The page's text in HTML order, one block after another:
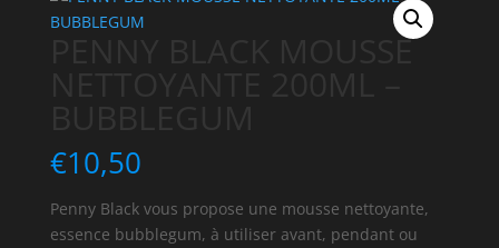
PENNY BLACK MOUSSE
€10,50
Penny Black vous propose une mousse nettoyante,
essence bubblegum, à utiliser avant, pendant ou